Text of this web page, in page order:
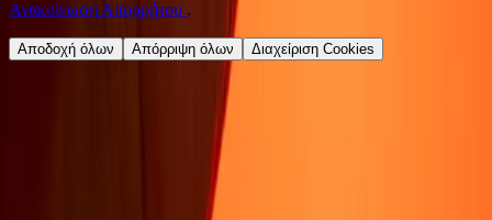
Ανακοίνωση Απορρήτου .
Αποδοχή όλων Απόρριψη όλων Διαχείριση Cookies